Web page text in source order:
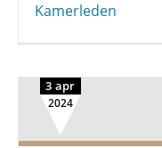
Kamerleden
3 apr
2024